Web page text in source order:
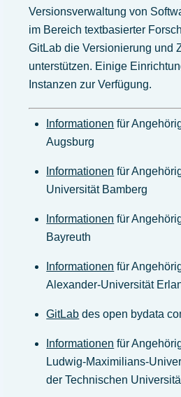
Versionsverwaltung von
im Bereich textbasierter
GitLab die Versionierung und
unterstützen. Einige
Instanzen zur Verfügung.
Informationen für
Augsburg
Informationen für
Universität Bamberg
Informationen für
Bayreuth
Informationen für
Alexander-Universität
GitLab des open bydata
Informationen für
Ludwig-Maximilians-
der Technischen